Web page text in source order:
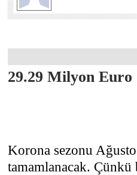
29.29 Milyon Euro
Korona sezonu
tamamlanacak.